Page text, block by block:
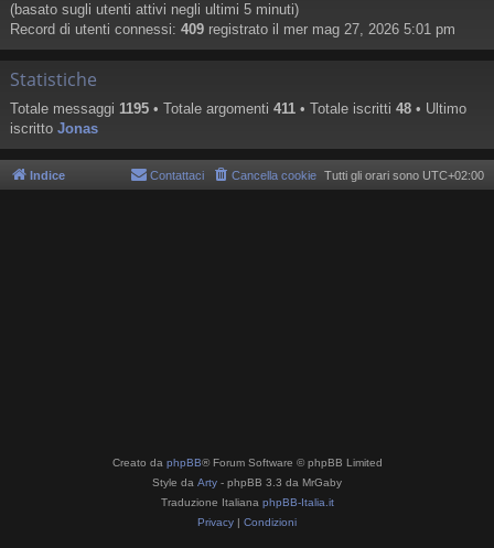
(basato sugli utenti attivi negli ultimi 5 minuti)
Record di utenti connessi: 409 registrato il mer mag 27, 2026 5:01 pm
Statistiche
Totale messaggi 1195 • Totale argomenti 411 • Totale iscritti 48 • Ultimo
iscritto Jonas
Indice Tutti gli orari sono UTC+02:00
Cancella cookie
Contattaci
Creato da phpBB® Forum Software © phpBB Limited
Style da Arty - phpBB 3.3 da MrGaby
Traduzione Italiana phpBB-Italia.it
Privacy | Condizioni